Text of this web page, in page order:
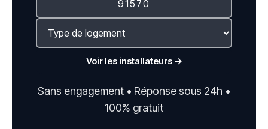
Voir les installateurs →
Sans engagement • Réponse sous 24h •
100% gratuit